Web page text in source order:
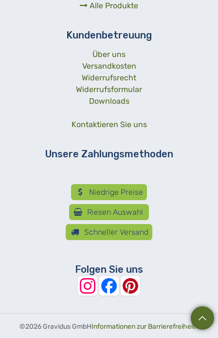
Alle Produkte
Kundenbetreuung
Über uns
Versandkosten
Widerrufsrecht
Widerrufsformular
Downloads
Kontaktieren Sie uns
Unsere Zahlungsmethoden
Niedrige Preise
Riesen Auswahl
Schneller Versand
Folgen Sie uns
©2026 Gravidus GmbHInformationen zur Barrierefreiheit-